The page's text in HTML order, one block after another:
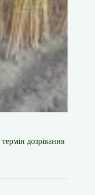
дозрівання